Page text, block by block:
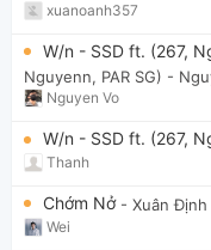
xuanoanh357
W/n - SSD ft. (267,
Nguyenn, PAR SG) -
Nguyen Vo
W/n - SSD ft. (267,
Thanh
Chớm Nở - Xuân Định
Wei